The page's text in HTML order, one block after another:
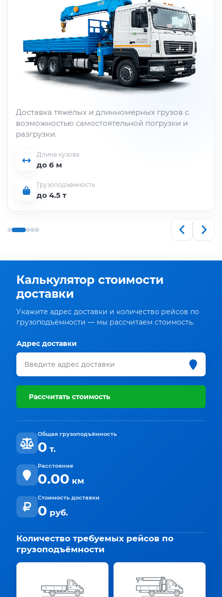
Доставка тяжёлых и длинномерных грузов с
возможностью самостоятельной погрузки и
разгрузки.
Длина кузова
до 6 м
Грузоподъёмность
до 4.5 т
Калькулятор стоимости
доставки
Укажите адрес доставки и количество рейсов по
грузоподъёмности — мы рассчитаем стоимость.
Адрес доставки
Рассчитать стоимость
Общая грузоподъёмность
0 т.
Расстояние
0.00 км
Стоимость доставки
0 руб.
Количество требуемых рейсов по
грузоподъёмности